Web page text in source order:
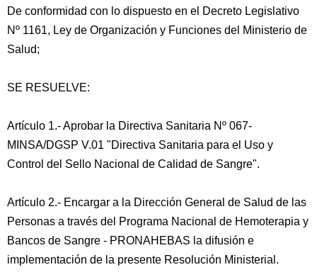
De conformidad con lo dispuesto en el Decreto Legislativo
Nº 1161, Ley de Organización y Funciones del Ministerio de
Salud;
SE RESUELVE:
Artículo 1.- Aprobar la Directiva Sanitaria Nº 067-
MINSA/DGSP V.01 "Directiva Sanitaria para el Uso y
Control del Sello Nacional de Calidad de Sangre".
Artículo 2.- Encargar a la Dirección General de Salud de las
Personas a través del Programa Nacional de Hemoterapia y
Bancos de Sangre - PRONAHEBAS la difusión e
implementación de la presente Resolución Ministerial.